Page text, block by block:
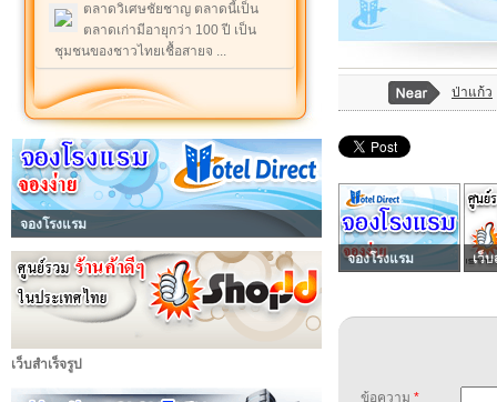
ตลาดวิเศษชัยชาญ ตลาดนี้เป็น
ตลาดเก่ามีอายุกว่า 100 ปี เป็น
ชุมชนของชาวไทยเชื้อสายจ ...
จองโรงแรม
เว็บสำเร็จรูป
ป่าแก้ว
จองโรงแรม เว็บ
ข้อความ *